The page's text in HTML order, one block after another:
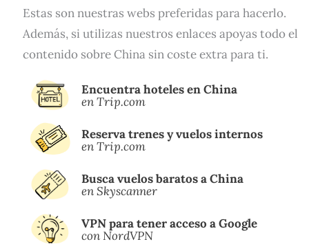
Estas son nuestras webs preferidas para hacerlo.
Además, si utilizas nuestros enlaces apoyas todo el
contenido sobre China sin coste extra para ti.
Encuentra hoteles en China
en Trip.com
Reserva trenes y vuelos internos
en Trip.com
Busca vuelos baratos a China
en Skyscanner
VPN para tener acceso a Google
con NordVPN